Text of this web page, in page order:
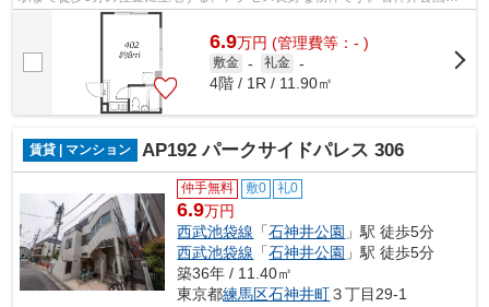
辺に住みたいのであれば、ユニホー大泉...
6.9万円 (管理費等：- )
敷金 - 礼金 -
4階 / 1R / 11.90㎡
賃貸 | マンション AP192 パークサイドパレス 306
仲手無料 敷0 礼0
6.9万円
西武池袋線 「石神井公園 」駅 徒歩5分
西武池袋線 「石神井公園 」駅 徒歩5分
築36年 / 11.40㎡
東京都練馬区石神井町３丁目29-1